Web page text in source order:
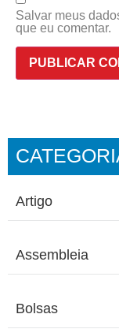
Salvar meus
que eu comentar.
Artigo
Assembleia
Bolsas